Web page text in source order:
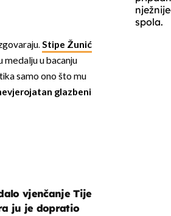
spola.
Stipe Žunić
u bacanju
samo ono što mu
glazbeni
vjenčanje Tije
ju je dopratio